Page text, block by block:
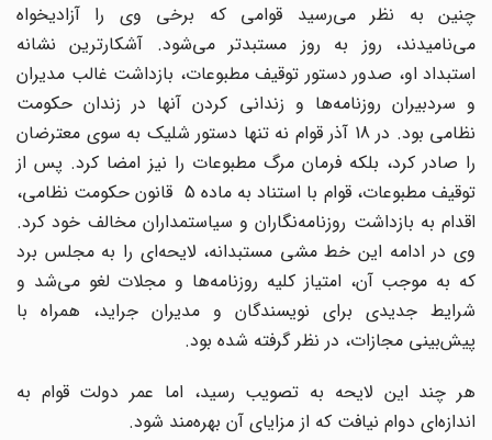
چنین به نظر می‌رسید قوامی که برخی وی را آزادیخواه
می‌نامیدند، روز به روز مستبدتر می‌شود. آشکارترین نشانه
استبداد او، صدور دستور توقیف مطبوعات، بازداشت غالب مدیران
و سردبیران روزنامه‌ها و زندانی کردن آنها در زندان حکومت
نظامی بود. در 18 آذر قوام نه تنها دستور شلیک به سوی معترضان
را صادر کرد، بلکه فرمان مرگ مطبوعات را نیز امضا کرد. پس از
توقیف مطبوعات، قوام با استناد به ماده 5 قانون حکومت نظامی،
اقدام به بازداشت روزنامه‌نگاران و سیاستمداران مخالف خود کرد.
وی در ادامه این خط مشی مستبدانه، لایحه‌ای را به مجلس برد
که به موجب آن، امتیاز کلیه روزنامه‌ها و مجلات لغو می‌شد و
شرایط جدیدی برای نویسندگان و مدیران جراید، همراه با
پیش‌بینی مجازات، در نظر گرفته شده بود.
هر چند این لایحه به تصویب رسید، اما عمر دولت قوام به
اندازه‌ای دوام نیافت که از مزایای آن بهره‌مند شود.